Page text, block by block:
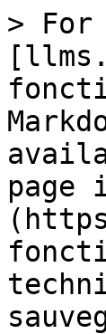
> For
page